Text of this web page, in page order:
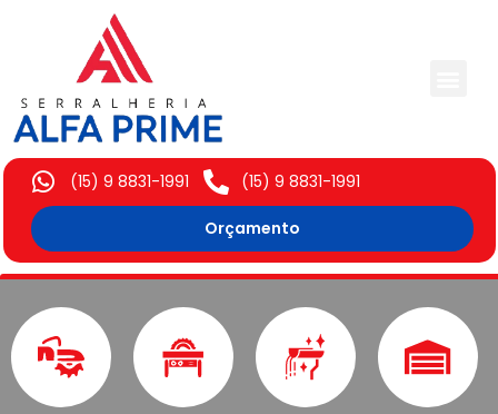
(15) 9 8831-1991 (15) 9 8831-1991
Orçamento